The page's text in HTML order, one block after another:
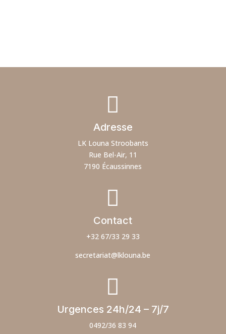

Adresse
LK Louna Stroobants
Rue Bel-Air, 11
7190 Écaussinnes

Contact
+32 67/33 29 33
secretariat@lklouna.be

Urgences 24h/24 – 7j/7
0492/36 83 94